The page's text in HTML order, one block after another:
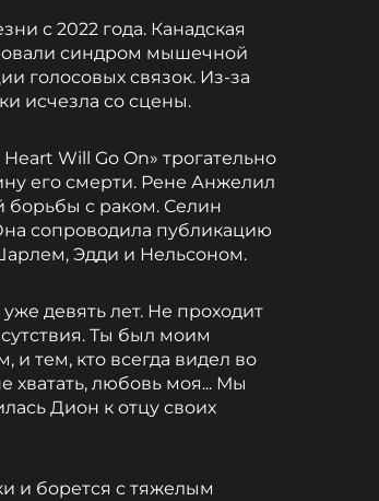
с 2022 года. Канадская
синдром мышечной
голосовых связок. Из-за
исчезла со сцены.
Will Go On» трогательно
его смерти. Рене Анжелил
борьбы с раком. Селин
сопроводила публикацию
Эдди и Нельсоном.
девять лет. Не проходит
Ты был моим
тем, кто всегда видел во
хватать, любовь моя... Мы
Дион к отцу своих
и борется с тяжелым